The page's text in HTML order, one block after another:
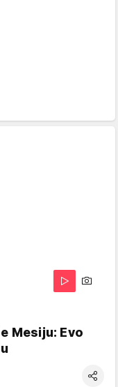
Mesiju: Evo